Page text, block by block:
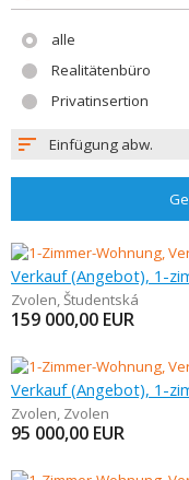
alle
Realitätenbüro
Privatinsertion
Einfügung abw.
Verkauf (Angebot), 1-
Zvolen,Študentská
159 000,00 EUR
Verkauf (Angebot), 1-
Zvolen, Zvolen
95 000,00 EUR